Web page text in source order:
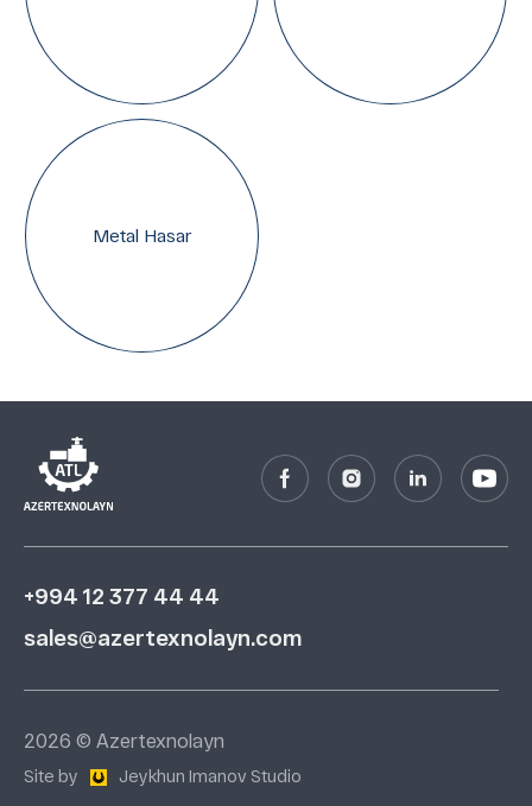
Metal Hasar
+994 12 377 44 44
sales@azertexnolayn.com
2026 © Azertexnolayn
Site by Jeykhun Imanov Studio